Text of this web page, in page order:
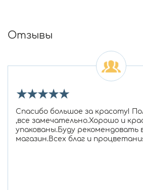
Отзывы
★★★★★
Спасибо большое за красоту!
,все замечательно.Хорошо и
упакованы.Буду рекомендовать
магазин.Всех благ и